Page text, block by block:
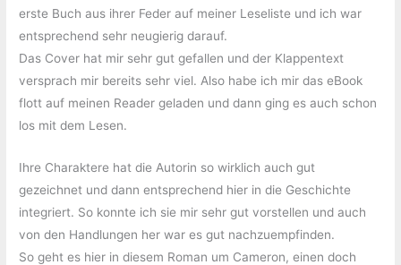
erste Buch aus ihrer Feder auf meiner Leseliste und ich war
entsprechend sehr neugierig darauf.
Das Cover hat mir sehr gut gefallen und der Klappentext
versprach mir bereits sehr viel. Also habe ich mir das eBook
flott auf meinen Reader geladen und dann ging es auch schon
los mit dem Lesen.
Ihre Charaktere hat die Autorin so wirklich auch gut
gezeichnet und dann entsprechend hier in die Geschichte
integriert. So konnte ich sie mir sehr gut vorstellen und auch
von den Handlungen her war es gut nachzuempfinden.
So geht es hier in diesem Roman um Cameron, einen doch